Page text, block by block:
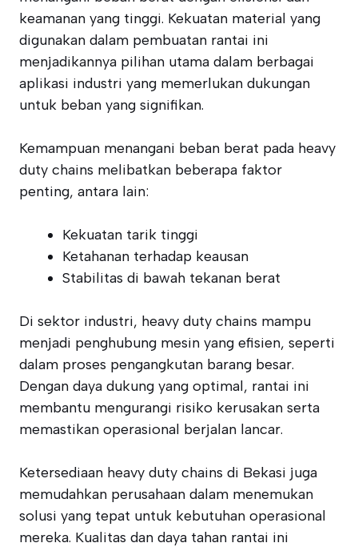
keamanan yang tinggi. Kekuatan material yang
digunakan dalam pembuatan rantai ini
menjadikannya pilihan utama dalam berbagai
aplikasi industri yang memerlukan dukungan
untuk beban yang signifikan.
Kemampuan menangani beban berat pada heavy
duty chains melibatkan beberapa faktor
penting, antara lain:
Kekuatan tarik tinggi
Ketahanan terhadap keausan
Stabilitas di bawah tekanan berat
Di sektor industri, heavy duty chains mampu
menjadi penghubung mesin yang efisien, seperti
dalam proses pengangkutan barang besar.
Dengan daya dukung yang optimal, rantai ini
membantu mengurangi risiko kerusakan serta
memastikan operasional berjalan lancar.
Ketersediaan heavy duty chains di Bekasi juga
memudahkan perusahaan dalam menemukan
solusi yang tepat untuk kebutuhan operasional
mereka. Kualitas dan daya tahan rantai ini